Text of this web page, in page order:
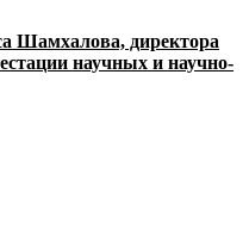
Шамхалова, директора
научных и научно-